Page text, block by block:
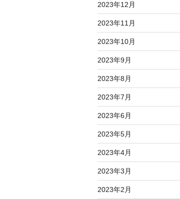
2023年12月
2023年11月
2023年10月
2023年9月
2023年8月
2023年7月
2023年6月
2023年5月
2023年4月
2023年3月
2023年2月